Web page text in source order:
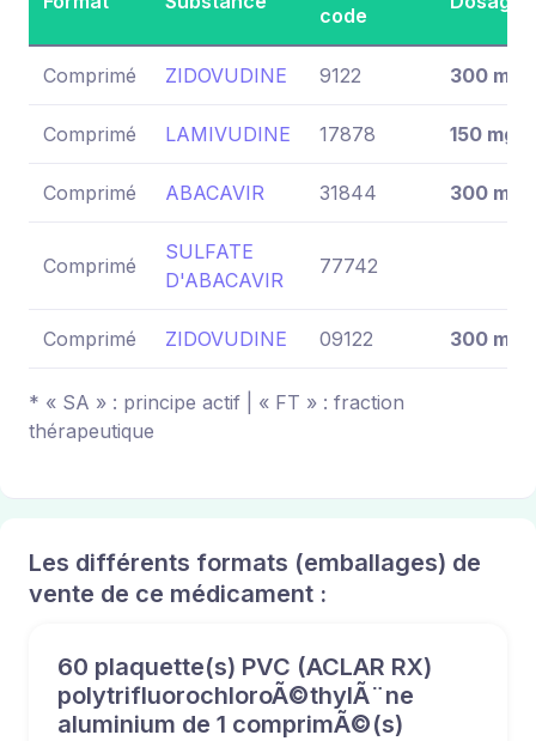
code
Comprimé ZIDOVUDINE 9122 300 mg
Comprimé LAMIVUDINE 17878 150 mg
Comprimé ABACAVIR 31844 300 mg
Comprimé
SULFATE
D'ABACAVIR
77742
Comprimé ZIDOVUDINE 09122 300 mg
* « SA » : principe actif | « FT » : fraction
thérapeutique
Les différents formats (emballages) de
vente de ce médicament :
60 plaquette(s) PVC (ACLAR RX)
polytrifluorochloroÃ©thylÃ¨ne
aluminium de 1 comprimÃ©(s)